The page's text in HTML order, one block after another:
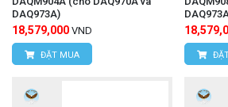
Tìm hiểu thêm: Đồng hồ vạn
DAQ973A)
18,579,000 VND
ĐẶT MUA